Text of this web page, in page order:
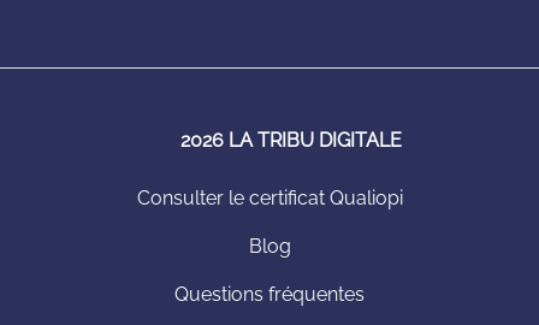
2026 LA TRIBU DIGITALE
Consulter le certificat Qualiopi
Blog
Questions fréquentes